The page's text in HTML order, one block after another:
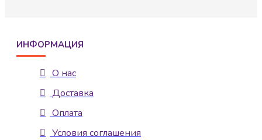
ИНФОРМАЦИЯ
О нас
Доставка
Оплата
Условия соглашения